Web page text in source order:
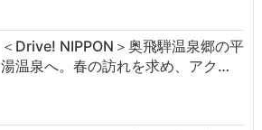
＜Drive! NIPPON＞奥飛騨温泉郷の平
湯温泉へ。春の訪れを求め、アク…